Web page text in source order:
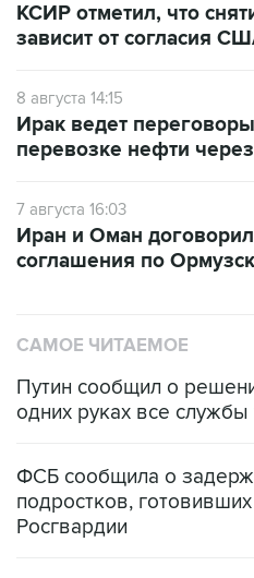
КСИР отметил, что
зависит от согласия
8 августа 14:15
Ирак ведет
перевозке нефти
7 августа 16:03
Иран и Оман
соглашения по
САМОЕ ЧИТАЕМОЕ
Путин сообщил о
одних руках все
ФСБ сообщила о
подростков,
Росгвардии